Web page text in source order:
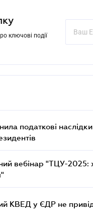
ключові події
податкові
вебінар "ТЦУ-2025:
КВЕД у ЄДР не